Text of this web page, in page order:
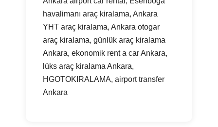
havalimanı araç kiralama, Ankara
YHT araç kiralama, Ankara otogar
araç kiralama, günlük araç kiralama
Ankara, ekonomik rent a car Ankara,
lüks araç kiralama Ankara,
HGOTOKIRALAMA, airport transfer
Ankara